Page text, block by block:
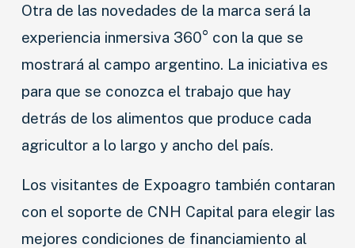
Otra de las novedades de la marca será la
experiencia inmersiva 360° con la que se
mostrará al campo argentino. La iniciativa es
para que se conozca el trabajo que hay
detrás de los alimentos que produce cada
agricultor a lo largo y ancho del país.
Los visitantes de Expoagro también contaran
con el soporte de CNH Capital para elegir las
mejores condiciones de financiamiento al